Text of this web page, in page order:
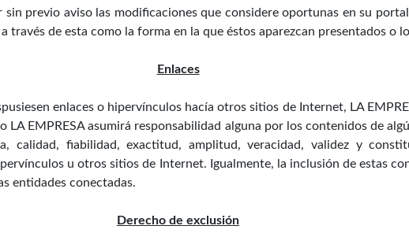
sin previo aviso las modificaciones que considere oportunas en su
través de esta como la forma en la que éstos aparezcan presentados o
Enlaces
enlaces o hipervínculos hacía otros sitios de Internet, LA
LA EMPRESA asumirá responsabilidad alguna por los contenidos de
calidad, fiabilidad, exactitud, amplitud, veracidad, validez y
u otros sitios de Internet. Igualmente, la inclusión de estas
entidades conectadas.
Derecho de exclusión